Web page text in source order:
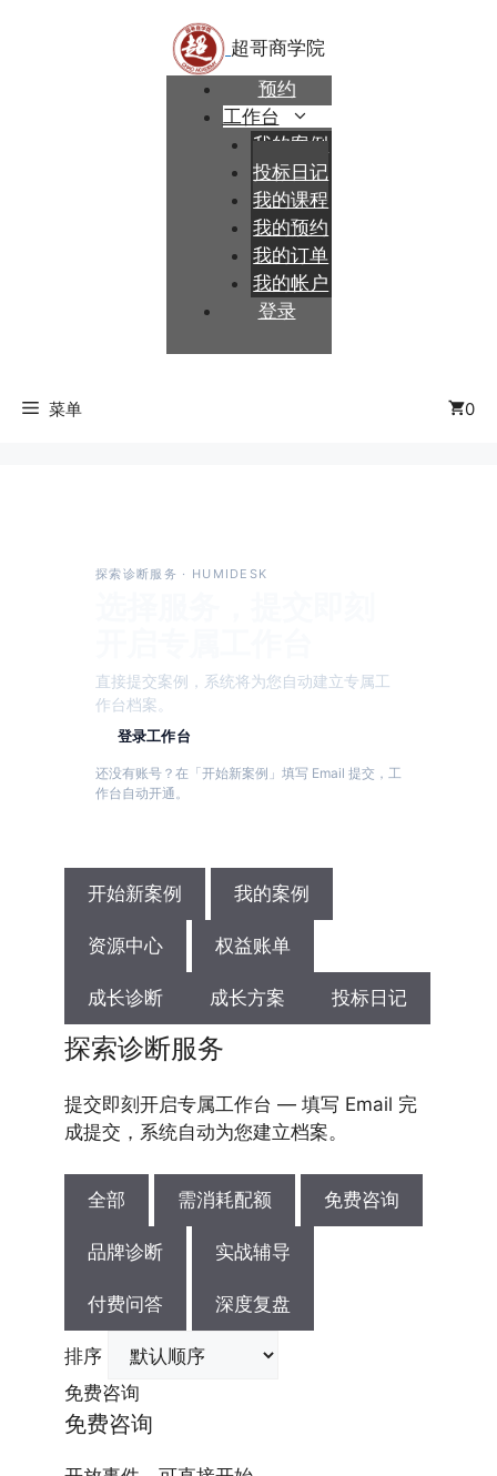
预约
工作台
我的案例
投标日记
我的课程
我的预约
我的订单
我的帐户
登录
菜单 0
探索诊断服务 · HUMIDESK
直接提交案例，系统将为您自动建立专属工
作台档案。
登录工作台
还没有账号？在「开始新案例」填写 Email 提交，工
作台自动开通。
开始新案例 我的案例
资源中心 权益账单
成长诊断 成长方案 投标日记
探索诊断服务
提交即刻开启专属工作台 — 填写 Email 完
成提交，系统自动为您建立档案。
全部 需消耗配额 免费咨询
品牌诊断 实战辅导
付费问答 深度复盘
排序
免费咨询
免费咨询